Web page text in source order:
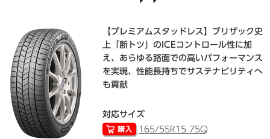
【プレミアムスタッドレス】ブリザック史
上「断トツ」のICEコントロール性に加
え、あらゆる路面での高いパフォーマンス
を実現、性能長持ちでサステナビリティへ
も貢献
対応サイズ
165/55R15 75Q